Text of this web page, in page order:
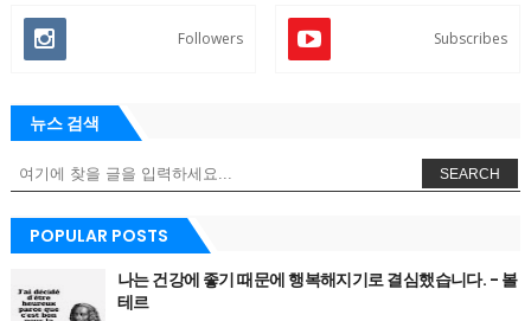
Followers Subscribes
뉴스 검색
SEARCH
POPULAR POSTS
나는 건강에 좋기 때문에 행복해지기로 결심했습니다. - 볼
테르